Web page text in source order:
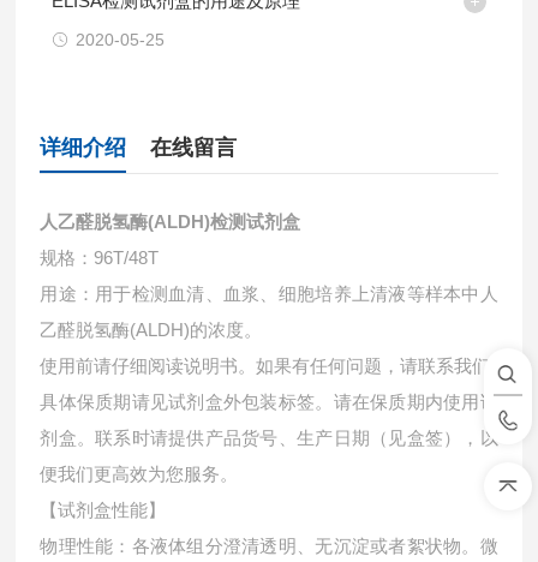
2020-05-25
详细介绍 在线留言
人乙醛脱氢酶(ALDH)检测试剂盒
规格：96T/48T
用途：用于检测血清、血浆、细胞培养上清液等样本中 人
乙醛脱氢酶(ALDH)的浓度。
使用前请仔细阅读说明书。如果有任何问题，请联系我们
具体保质期请见试剂盒外包装标签。请在保质期内使用试
剂盒。联系时请提供产品货号、生产日期（见盒签），以
便我们更高效为您服务。
【试剂盒性能】
物理性能：各液体组分澄清透明、无沉淀或者絮状物。微